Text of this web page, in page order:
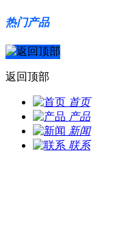
热门产品
返回顶部
首页
产品
新闻
联系